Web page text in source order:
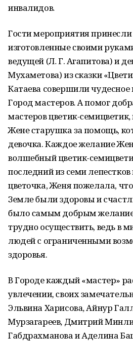
инвалидов.
Гости мероприятия принесли
изготовленные своими
ведущей (Л. Г. Агапитова) и
Мухаметова) из сказки
Катаева совершили чудесное
Город мастеров. А помог
мастеров цветик-
Жене старушка за помощь,
девочка. Каждое желание
волшебный цветик-
последний из семи
цветочка, Женя пожелала,
Земле были здоровы и
было самым добрым
трудно осуществить, ведь в
людей с ограниченными
здоровья.
В Городе каждый «мастер»
увлечении, своих
Эльвина Харисова, Айнур
Мурзагареев, Дмитрий
Габдрахманова и Аделина